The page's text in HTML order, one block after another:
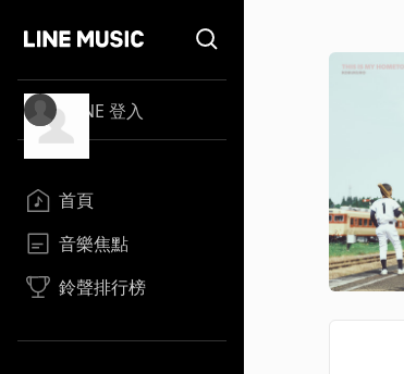
LINE 登入
首頁
音樂焦點
鈴聲排行榜